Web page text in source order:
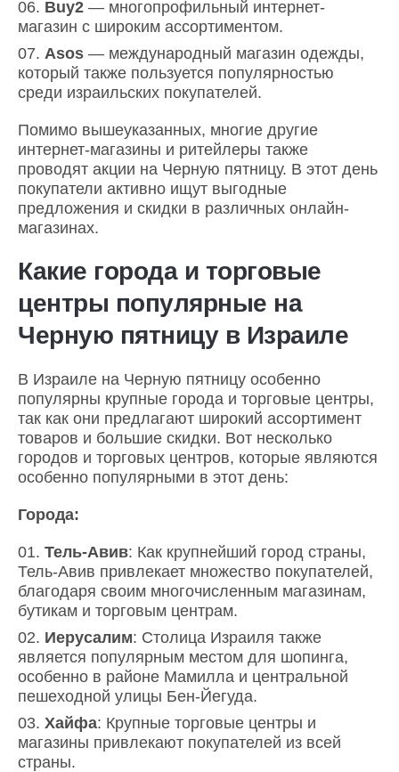
Buy2 — многопрофильный интернет-
магазин с широким ассортиментом.
Asos — международный магазин одежды,
который также пользуется популярностью
среди израильских покупателей.
Помимо вышеуказанных, многие другие
интернет-магазины и ритейлеры также
проводят акции на Черную пятницу. В этот день
покупатели активно ищут выгодные
предложения и скидки в различных онлайн-
магазинах.
Какие города и торговые
центры популярные на
Черную пятницу в Израиле
В Израиле на Черную пятницу особенно
популярны крупные города и торговые центры,
так как они предлагают широкий ассортимент
товаров и большие скидки. Вот несколько
городов и торговых центров, которые являются
особенно популярными в этот день:
Города:
Тель-Авив: Как крупнейший город страны,
Тель-Авив привлекает множество покупателей,
благодаря своим многочисленным магазинам,
бутикам и торговым центрам.
Иерусалим: Столица Израиля также
является популярным местом для шопинга,
особенно в районе Мамилла и центральной
пешеходной улицы Бен-Йегуда.
Хайфа: Крупные торговые центры и
магазины привлекают покупателей из всей
страны.